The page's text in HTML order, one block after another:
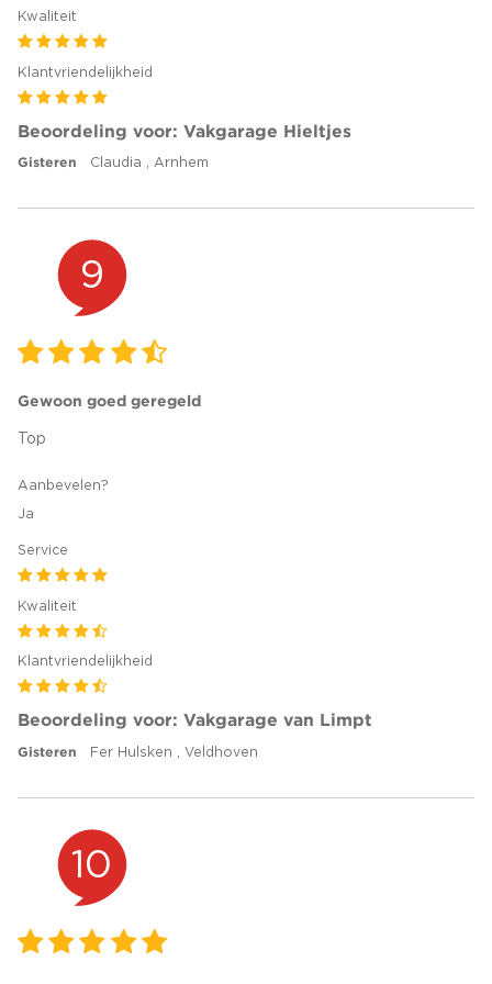
Kwaliteit
Klantvriendelijkheid
Beoordeling voor: Vakgarage Hieltjes
Gisteren Claudia , Arnhem
9
Gewoon goed geregeld
Top
Aanbevelen?
Ja
Service
Kwaliteit
Klantvriendelijkheid
Beoordeling voor: Vakgarage van Limpt
Gisteren Fer Hulsken , Veldhoven
10